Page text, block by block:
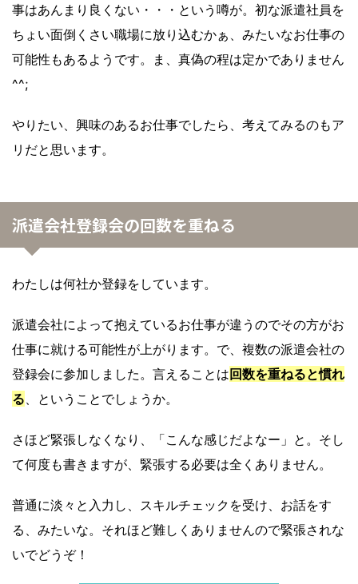
事はあんまり良くない・・・という噂が。初な派遣社員を
ちょい面倒くさい職場に放り込むかぁ、みたいなお仕事の
可能性もあるようです。ま、真偽の程は定かでありません
^^;
やりたい、興味のあるお仕事でしたら、考えてみるのもア
リだと思います。
派遣会社登録会の回数を重ねる
わたしは何社か登録をしています。
派遣会社によって抱えているお仕事が違うのでその方がお
仕事に就ける可能性が上がります。で、複数の派遣会社の
登録会に参加しました。言えることは回数を重ねると慣れ
る 、ということでしょうか。
さほど緊張しなくなり、「こんな感じだよなー」と。そし
て何度も書きますが、緊張する必要は全くありません。
普通に淡々と入力し、スキルチェックを受け、お話をす
る、みたいな。それほど難しくありませんので緊張されな
いでどうぞ！